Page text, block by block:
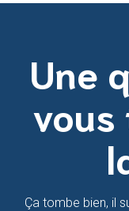
Une
Ça tombe bien, il